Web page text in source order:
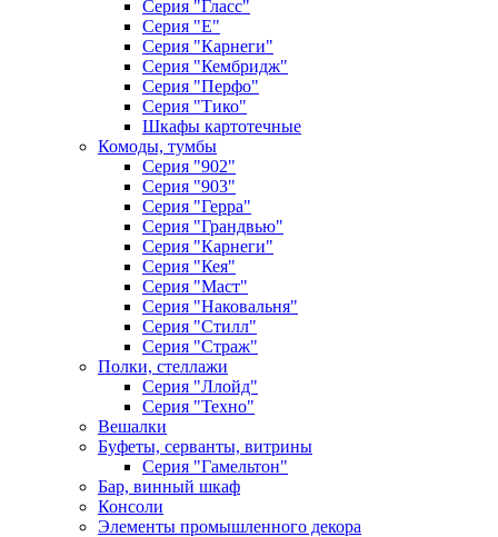
Серия "Гласс"
Серия "Е"
Серия "Карнеги"
Серия "Кембридж"
Серия "Перфо"
Серия "Тико"
Шкафы картотечные
Комоды, тумбы
Серия "902"
Серия "903"
Серия "Герра"
Серия "Грандвью"
Серия "Карнеги"
Серия "Кея"
Серия "Маст"
Серия "Наковальня"
Серия "Стилл"
Серия "Страж"
Полки, стеллажи
Серия "Ллойд"
Серия "Техно"
Вешалки
Буфеты, серванты, витрины
Серия "Гамельтон"
Бар, винный шкаф
Консоли
Элементы промышленного декора